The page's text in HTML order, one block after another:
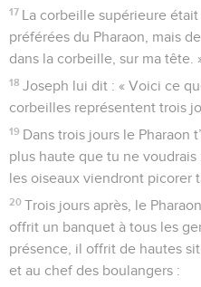
17 La corbeille supérieure
préférées du Pharaon, mais
dans la corbeille, sur ma tête.
18 Joseph lui dit : « Voici ce
corbeilles représentent trois
19 Dans trois jours le Pharaon
plus haute que tu ne
les oiseaux viendront picorer
20 Trois jours après, le
offrit un banquet à tous les
présence, il offrit de hautes
et au chef des boulangers :